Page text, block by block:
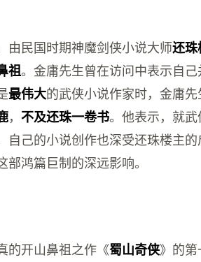
由民国时期神魔剑侠小说大师还
祖。金庸先生曾在访问中表示自己
最伟大的武侠小说作家时，金庸先
，不及还珠一卷书。他表示，就
自己的小说创作也深受还珠楼主的
鸿篇巨制的深远影响。
的开山鼻祖之作《蜀山奇侠》的第